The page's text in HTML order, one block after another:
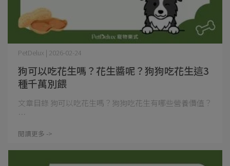
狗可以吃花生嗎？花生醬呢？狗狗吃花生這3
種千萬別餵
PetDelux | 2026-02-24
文章目錄 狗可以吃花生嗎？狗狗吃花生有哪些營養價值？
⋯
閱讀更多 ->